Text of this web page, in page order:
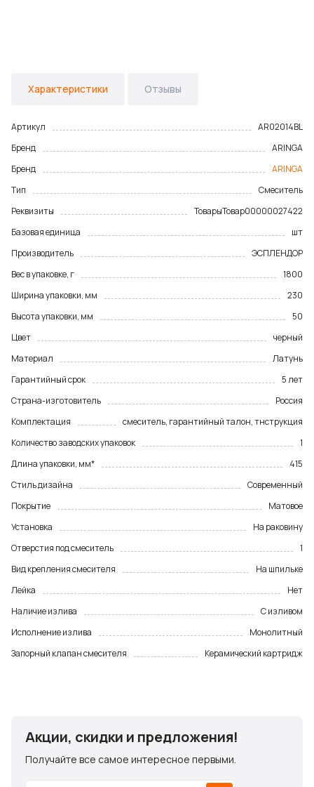
Характеристики Отзывы
Артикул
AR02014BL
Бренд
ARINGA
Бренд
ARINGA
Тип
Смеситель
Реквизиты
ТоварыТовар00000027422
Базовая единица
шт
Производитель
ЭСПЛЕНДОР
Вес в упаковке, г
1800
Ширина упаковки, мм
230
Высота упаковки, мм
50
Цвет
черный
Материал
Латунь
Гарантийный срок
5 лет
Страна-изготовитель
Россия
Комплектация
смеситель, гарантийный талон, тнструкция
Количество заводских упаковок
1
Длина упаковки, мм*
415
Стиль дизайна
Современный
Покрытие
Матовое
Установка
На раковину
Отверстия под смеситель
1
Вид крепления смесителя
На шпильке
Лейка
Нет
Наличие излива
С изливом
Исполнение излива
Монолитный
Запорный клапан смесителя
Керамический картридж
Акции, скидки и предложения!
Получайте все самое интересное первыми.